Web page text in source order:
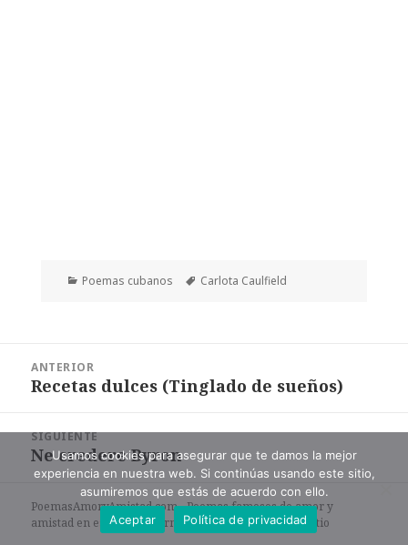
Categorías
Poemas cubanos Etiquetas
Carlota Caulfield
entradas
ANTERIOR
Entrada
Recetas dulces (Tinglado de sueños)
SIGUIENTE
Entrada
siguiente:
Ne credere Byron
PoemasAmoryAmistad.com - Poemas famosos de amor y
amistad en español en formato de texto. |Mapa del sitio
Usamos cookies para asegurar que te damos la mejor
experiencia en nuestra web. Si continúas usando este sitio,
asumiremos que estás de acuerdo con ello.
Aceptar
Política de privacidad